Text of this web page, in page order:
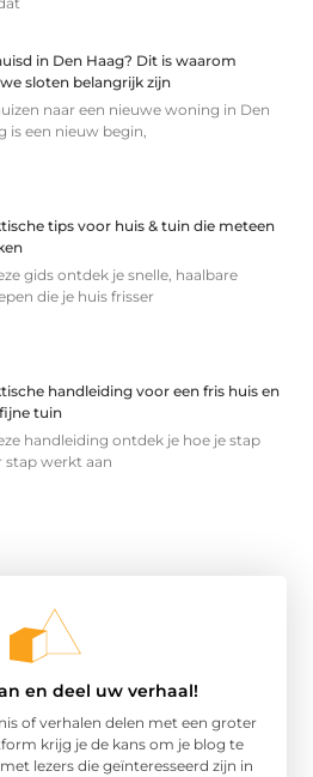
in Den Haag? Dit is waarom
sloten belangrijk zijn
naar een nieuwe woning in Den
is een nieuw begin,
tips voor huis & tuin die meteen
gids ontdek je snelle, haalbare
die je huis frisser
handleiding voor een fris huis en
tuin
handleiding ontdek je hoe je stap
stap werkt aan
en deel uw verhaal!
of verhalen delen met een groter
krijg je de kans om je blog te
lezers die geïnteresseerd zijn in